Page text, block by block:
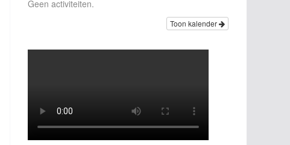
Geen activiteiten.
Toon kalender